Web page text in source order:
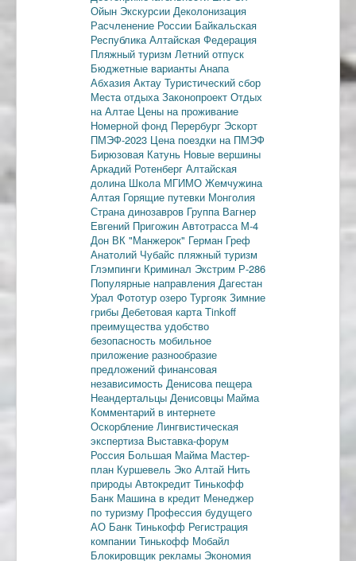
Ойын Экскурсии Деколонизация
Расчленение России Байкальская
Республика Алтайская Федерация
Пляжный туризм Летний отпуск
Бюджетные варианты Анапа
Абхазия Актау Туристический сбор
Места отдыха Законопроект Отдых
на Алтае Цены на проживание
Номерной фонд Перербург Эскорт
ПМЭФ-2023 Цена поездки на ПМЭФ
Бирюзовая Катунь Новые вершины
Аркадий Ротенберг Алтайская
долина Школа МГИМО Жемчужина
Алтая Горящие путевки Монголия
Страна динозавров Группа Вагнер
Евгений Пригожин Автотрасса М-4
Дон ВК "Манжерок" Герман Греф
Анатолий Чубайс пляжный туризм
Глэмпинги Криминал Экстрим Р-286
Популярные направления Дагестан
Урал Фототур озеро Тургояк Зимние
грибы Дебетовая карта Tinkoff
преимущества удобство
безопасность мобильное
приложение разнообразие
предложений финансовая
независимость Денисова пещера
Неандертальцы Денисовцы Майма
Комментарий в интернете
Оскорбление Лингвистическая
экспертиза Выставка-форум
Россия Большая Майма Мастер-
план Куршевель Эко Алтай Нить
природы Автокредит Тинькофф
Банк Машина в кредит Менеджер
по туризму Профессия будущего
АО Банк Тинькофф Регистрация
компании Тинькофф Мобайл
Блокировщик рекламы Экономия